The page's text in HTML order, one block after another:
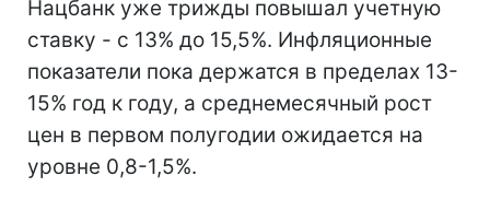
Нацбанк уже трижды повышал учетную
ставку - с 13% до 15,5%. Инфляционные
показатели пока держатся в пределах 13-
15% год к году, а среднемесячный рост
цен в первом полугодии ожидается на
уровне 0,8-1,5%.